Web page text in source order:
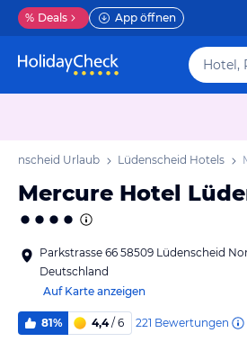
% Deals App öffnen
Urlaub Lüdenscheid Hotels
Mercure Hotel
Parkstrasse 66 58509 Lüdenscheid
Deutschland
Auf Karte anzeigen
81% 4,4/ 6 221 Bewertungen